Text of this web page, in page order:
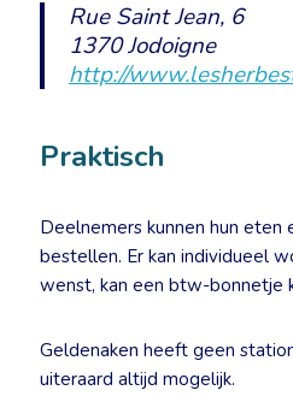
Rue Saint Jean, 6
1370 Jodoigne
http://
Praktisch
Deelnemers kunnen hun eten
bestellen. Er kan individueel
wenst, kan een btw-bonnetje
Geldenaken heeft geen
uiteraard altijd mogelijk.